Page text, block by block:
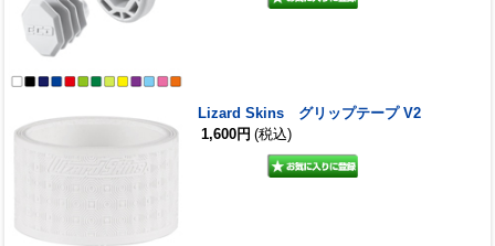
Lizard Skins グリップテープ V2
1,600円 (税込)